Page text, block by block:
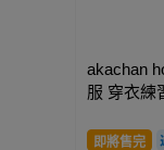
akachan
服 穿衣練
即將售完